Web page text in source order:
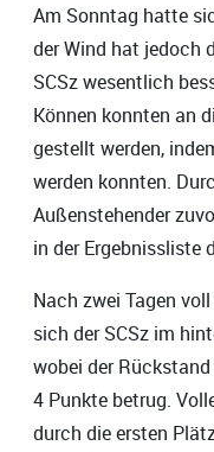
Am Sonntag hatte
der Wind hat jedoch
SCSz wesentlich
Können konnten an
gestellt werden,
werden konnten.
Außenstehender
in der Ergebnissliste
Nach zwei Tagen
sich der SCSz im
wobei der
4 Punkte betrug.
durch die ersten